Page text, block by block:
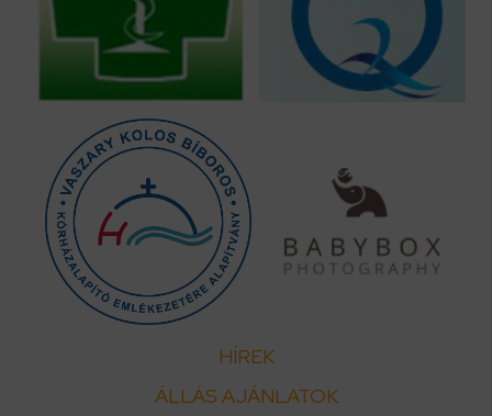
HÍREK
ÁLLÁS AJÁNLATOK